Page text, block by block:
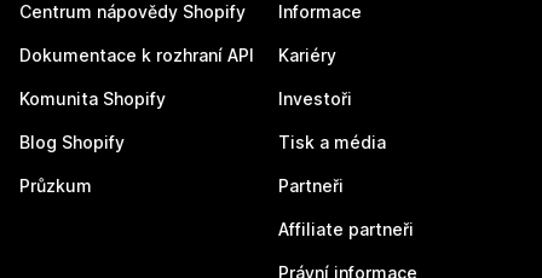
Centrum nápovědy Shopify
Dokumentace k rozhraní API
Komunita Shopify
Blog Shopify
Průzkum
Informace
Kariéry
Investoři
Tisk a média
Partneři
Affiliate partneři
Právní informace